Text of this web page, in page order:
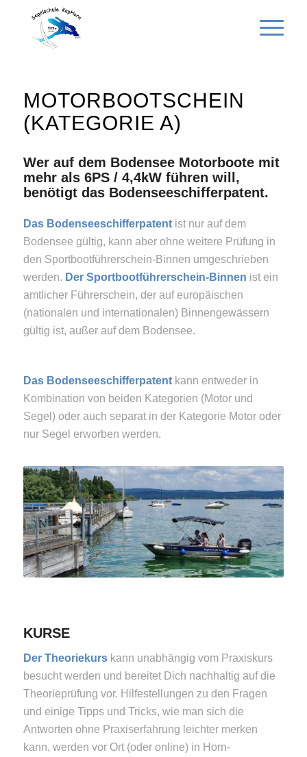
MOTORBOOTSCHEIN
(KATEGORIE A)
Wer auf dem Bodensee Motorboote mit
mehr als 6PS / 4,4kW führen will,
benötigt das Bodenseeschifferpatent.
Das Bodenseeschifferpatentist nur auf dem
Bodensee gültig, kann aber ohne weitere Prüfung in
den Sportbootführerschein-Binnen umgeschrieben
werden. Der Sportbootführerschein-Binnen ist ein
amtlicher Führerschein, der auf europäischen
(nationalen und internationalen) Binnengewässern
gültig ist, außer auf dem Bodensee.
Das Bodenseeschifferpatentkann entweder in
Kombination von beiden Kategorien (Motor und
Segel) oder auch separat in der Kategorie Motor oder
nur Segel erworben werden.
KURSE
Der Theoriekurskann unabhängig vom Praxiskurs
besucht werden und bereitet Dich nachhaltig auf die
Theorieprüfung vor. Hilfestellungen zu den Fragen
und einige Tipps und Tricks, wie man sich die
Antworten ohne Praxiserfahrung leichter merken
kann, werden vor Ort (oder online) in Horn-